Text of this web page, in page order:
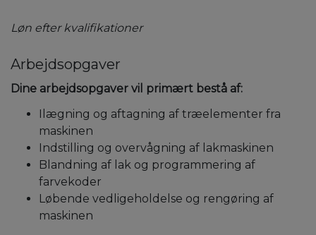
Løn efter kvalifikationer
Arbejdsopgaver
Dine arbejdsopgaver vil primært bestå af:
Ilægning og aftagning af træelementer fra
maskinen
Indstilling og overvågning af lakmaskinen
Blandning af lak og programmering af
farvekoder
Løbende vedligeholdelse og rengøring af
maskinen